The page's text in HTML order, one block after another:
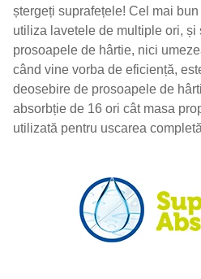
ștergeți suprafețele! Cel mai
utiliza lavetele de multiple ori, și
prosoapele de hârtie, nici
când vine vorba de eficiență,
deosebire de prosoapele de
absorbție de 16 ori cât masa
utilizată pentru uscarea